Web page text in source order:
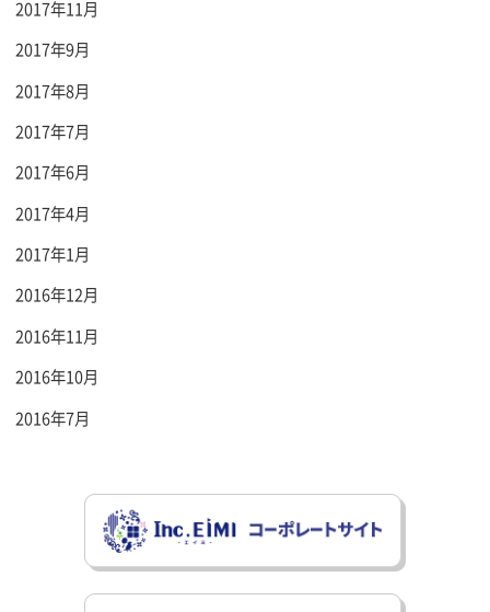
2017年11月
2017年9月
2017年8月
2017年7月
2017年6月
2017年4月
2017年1月
2016年12月
2016年11月
2016年10月
2016年7月